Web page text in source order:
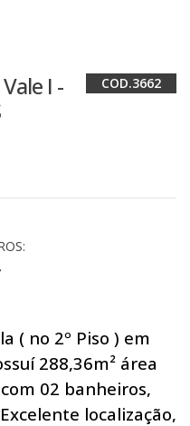
I -
3662
( no 2º Piso ) em
288,36m² área
02 banheiros,
localização,